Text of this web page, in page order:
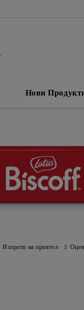
Нови
Изпрати на приятел